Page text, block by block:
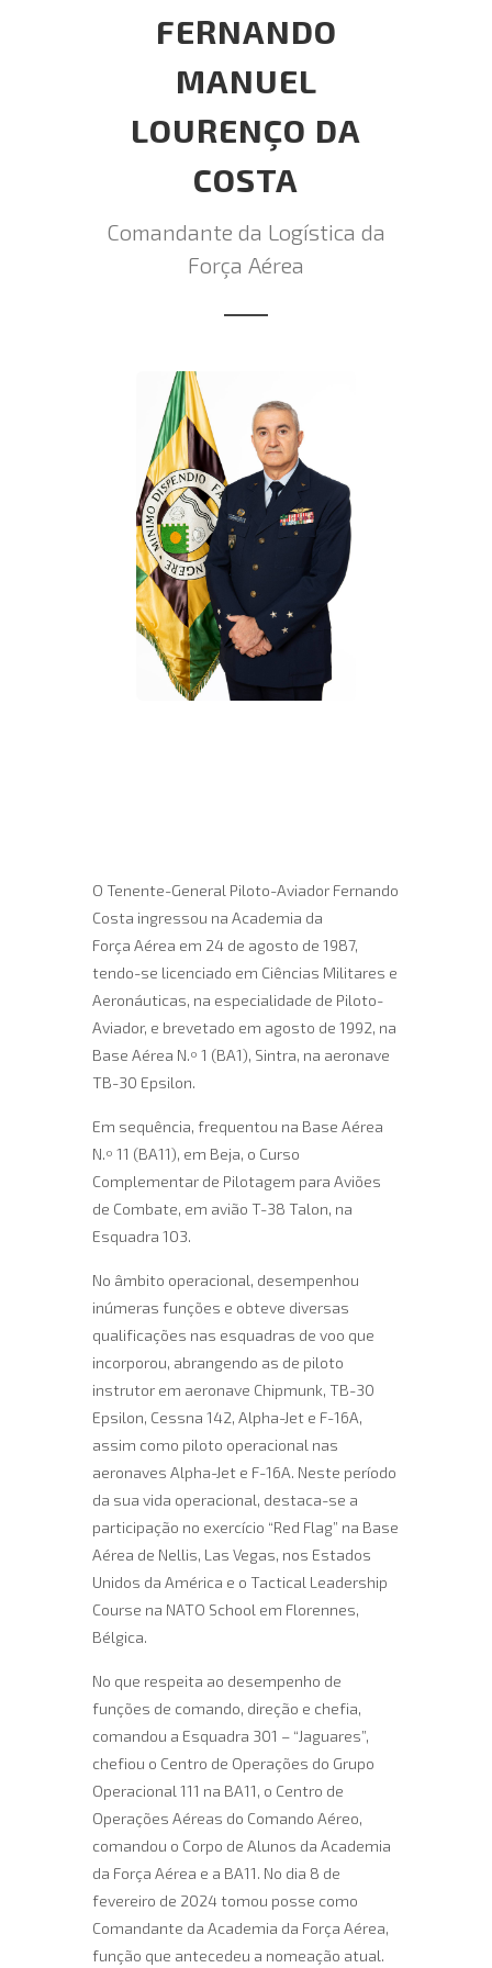
FERNANDO
MANUEL
LOURENÇO DA
COSTA
Comandante da Logística da
Força Aérea
O Tenente-General Piloto-Aviador Fernando
Costa ingressou na Academia da
Força Aérea em 24 de agosto de 1987,
tendo-se licenciado em Ciências Militares e
Aeronáuticas, na especialidade de Piloto-
Aviador, e brevetado em agosto de 1992, na
Base Aérea N.º 1 (BA1), Sintra, na aeronave
TB-30 Epsilon.
Em sequência, frequentou na Base Aérea
N.º 11 (BA11), em Beja, o Curso
Complementar de Pilotagem para Aviões
de Combate, em avião T-38 Talon, na
Esquadra 103.
No âmbito operacional, desempenhou
inúmeras funções e obteve diversas
qualificações nas esquadras de voo que
incorporou, abrangendo as de piloto
instrutor em aeronave Chipmunk, TB-30
Epsilon, Cessna 142, Alpha-Jet e F-16A,
assim como piloto operacional nas
aeronaves Alpha-Jet e F-16A. Neste período
da sua vida operacional, destaca-se a
participação no exercício “Red Flag” na Base
Aérea de Nellis, Las Vegas, nos Estados
Unidos da América e o Tactical Leadership
Course na NATO School em Florennes,
Bélgica.
No que respeita ao desempenho de
funções de comando, direção e chefia,
comandou a Esquadra 301 – “Jaguares”,
chefiou o Centro de Operações do Grupo
Operacional 111 na BA11, o Centro de
Operações Aéreas do Comando Aéreo,
comandou o Corpo de Alunos da Academia
da Força Aérea e a BA11. No dia 8 de
fevereiro de 2024 tomou posse como
Comandante da Academia da Força Aérea,
função que antecedeu a nomeação atual.